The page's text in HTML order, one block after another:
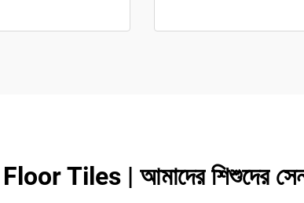
Tiles | আমাদের শিশুদের